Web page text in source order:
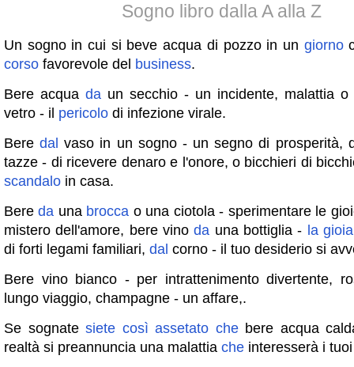
Sogno libro dalla A alla Z
Un sogno in cui si beve acqua di pozzo in un giorno
corso favorevole del business.
Bere acqua da un secchio - un incidente, malattia
vetro - il pericolo di infezione virale.
Beredal vaso in un sogno - un segno di prosperità,
tazze - di ricevere denaro e l'onore, o bicchieri di
scandalo in casa.
Bereda una brocca o una ciotola - sperimentare le
mistero dell'amore, bere vinoda una bottiglia - la gioia
di forti legami familiari, dal corno - il tuo desiderio si
Bere vino bianco - per intrattenimento divertente,
lungo viaggio, champagne - un affare,.
Se sognatesiete così assetato chebere acqua
realtà si preannuncia una malattia che interesserà i